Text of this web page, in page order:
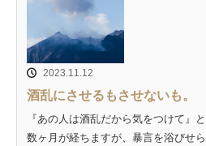
2023.11.12
酒乱にさせるもさせないも。
『あの人は酒乱だから気をつけて』
数ヶ月が経ちますが、暴言を浴びせ